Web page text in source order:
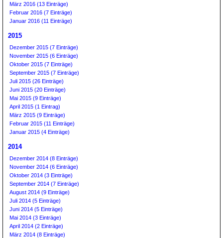
März 2016 (13 Einträge)
Februar 2016 (7 Einträge)
Januar 2016 (11 Einträge)
2015
Dezember 2015 (7 Einträge)
November 2015 (6 Einträge)
Oktober 2015 (7 Einträge)
September 2015 (7 Einträge)
Juli 2015 (26 Einträge)
Juni 2015 (20 Einträge)
Mai 2015 (9 Einträge)
April 2015 (1 Eintrag)
März 2015 (9 Einträge)
Februar 2015 (11 Einträge)
Januar 2015 (4 Einträge)
2014
Dezember 2014 (8 Einträge)
November 2014 (6 Einträge)
Oktober 2014 (3 Einträge)
September 2014 (7 Einträge)
August 2014 (9 Einträge)
Juli 2014 (5 Einträge)
Juni 2014 (5 Einträge)
Mai 2014 (3 Einträge)
April 2014 (2 Einträge)
März 2014 (8 Einträge)